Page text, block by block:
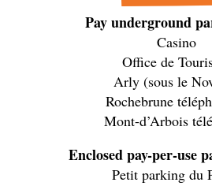
Pay underground
Casino
Office de
Arly (sous le
Rochebrune
Mont-d’Arbois
Enclosed pay-per-use
Petit parking du